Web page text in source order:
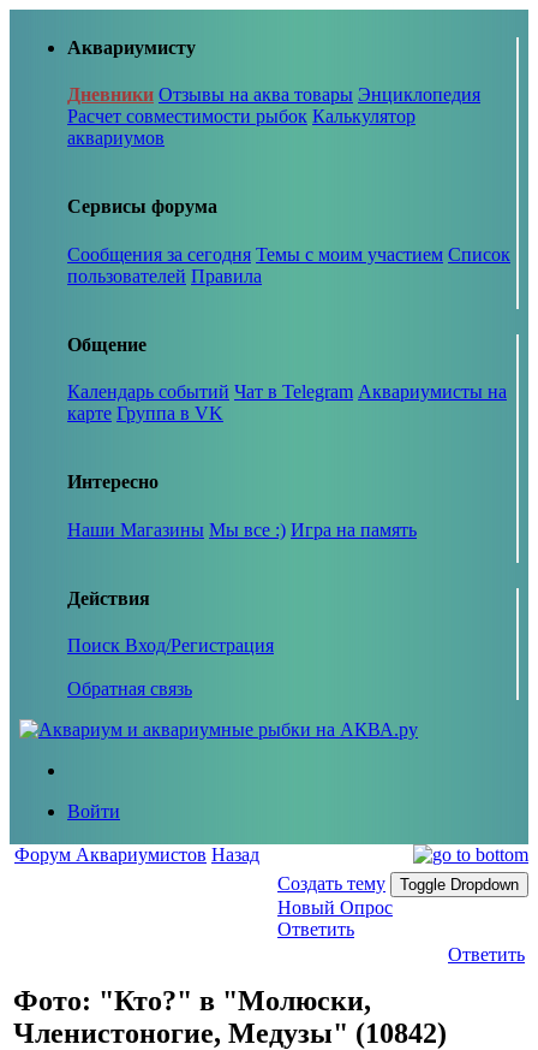
Аквариумисту
Дневники Отзывы на аква товары Энциклопедия
Расчет совместимости рыбок Калькулятор
аквариумов
Сервисы форума
Сообщения за сегодня Темы с моим участием Список
пользователей Правила
Общение
Календарь событий Чат в Telegram Аквариумисты на
карте Группа в VK
Интересно
Наши Магазины Мы все :) Игра на память
Действия
Поиск Вход/Регистрация
Обратная связь
Войти
Форум Аквариумистов Назад
Создать тему
Toggle Dropdown
Новый Опрос
Ответить
Ответить
Фото: "Кто?" в "Молюски,
Членистоногие, Медузы" (10842)